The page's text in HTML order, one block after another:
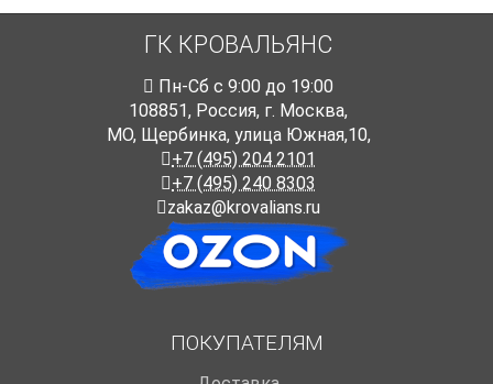
ГК КРОВАЛЬЯНС
Пн-Cб с 9:00 до 19:00
108851, Россия, г. Москва,
МО, Щербинка, улица Южная,10,
+7 (495) 204 2101
+7 (495) 240 8303
zakaz@krovalians.ru
ПОКУПАТЕЛЯМ